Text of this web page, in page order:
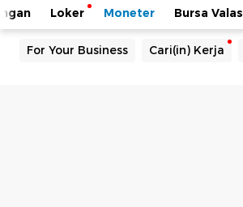
Loker Moneter Bursa Valas
For Your Business Cari(in) Kerja